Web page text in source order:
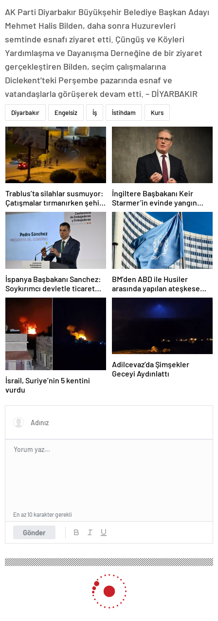
AK Parti Diyarbakır Büyükşehir Belediye Başkan Adayı
Mehmet Halis Bilden, daha sonra Huzurevleri
semtinde esnafı ziyaret etti. Çüngüş ve Köyleri
Yardımlaşma ve Dayanışma Derneğine de bir ziyaret
gerçekleştiren Bilden, seçim çalışmalarına
Diclekent’teki Perşembe pazarında esnaf ve
vatandaşlarla görüşerek devam etti. – DİYARBAKIR
Diyarbakır Engelsiz İş İstihdam Kurs
Trablus’ta silahlar susmuyor:
Çatışmalar tırmanırken şehir
alarmda
İngiltere Başbakanı Keir
Starmer’in evinde yangın
çıktı
İspanya Başbakanı Sanchez:
Soykırımcı devletle ticaret
yapmayız
BM’den ABD ile Husiler
arasında yapılan ateşkese
ilişkin değerlendirme
İsrail, Suriye’nin 5 kentini
vurdu
Adilcevaz’da Şimşekler
Geceyi Aydınlattı
Gönder
En az 10 karakter gerekli